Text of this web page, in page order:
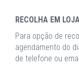
RECOLHA EM
Para opção de
agendamento do
de telefone ou